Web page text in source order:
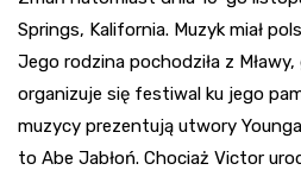
Springs, Kalifornia. Muzyk miał
Jego rodzina pochodziła z
organizuje się festiwal ku jego
muzycy prezentują utwory
to Abe Jabłoń. Chociaż Victor